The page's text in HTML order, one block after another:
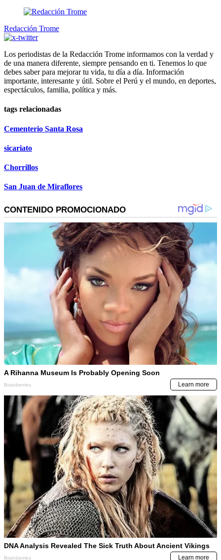
Redacción Trome
Los periodistas de la Redacción Trome informamos con la verdad y
de una manera diferente, siempre pensando en ti. Tenemos lo que
debes saber para mejorar tu vida, tu día a día. Información
importante, interesante y útil. Sobre el Perú y el mundo, en deportes,
espectáculos, familia, política y más.
tags relacionadas
Cementerio Santa Rosa
sicariato
Chorrillos
San Juan de Miraflores